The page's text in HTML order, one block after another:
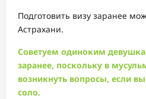
Подготовить визу заранее
Астрахани.
Советуем одиноким
заранее, поскольку в
возникнуть вопросы, если
соло.